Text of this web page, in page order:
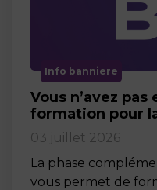
Info banniere
Vous n’avez
formation pour
03 juillet 2026
La phase
vous permet de